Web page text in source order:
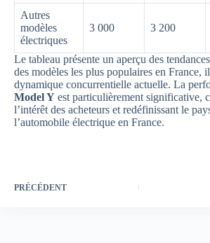
Autres
modèles
électriques
3 000 3 200
Le tableau présente un aperçu des
des modèles les plus populaires en France,
dynamique concurrentielle actuelle. La
Model Y est particulièrement significative,
l’intérêt des acheteurs et redéfinissant le
l’automobile électrique en France.
PRÉCÉDENT